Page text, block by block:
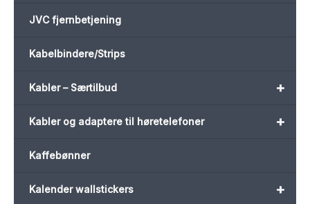
JVC fjernbetjening
Kabelbindere/Strips
+
Kabler – Særtilbud
+
Kabler og adaptere til høretelefoner
Kaffebønner
+
Kalender wallstickers